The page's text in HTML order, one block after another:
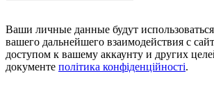
Ваши личные данные будут
вашего дальнейшего взаимодействия с
доступом к вашему аккаунту и других
документе політика конфіденційності.